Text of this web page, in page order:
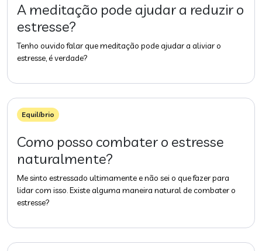
A meditação pode ajudar a reduzir o
estresse?
Tenho ouvido falar que meditação pode ajudar a aliviar o
estresse, é verdade?
Equilíbrio
Como posso combater o estresse
naturalmente?
Me sinto estressado ultimamente e não sei o que fazer para
lidar com isso. Existe alguma maneira natural de combater o
estresse?